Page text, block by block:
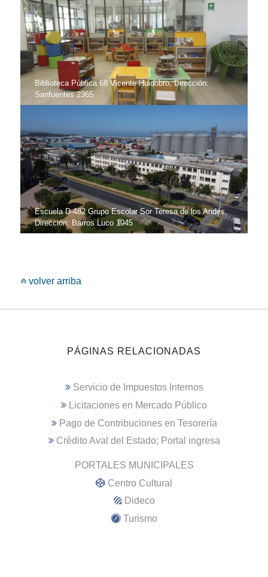
Biblioteca Pública 68 Vicente Huidobro, Dirección:
Sanfuentes 2365
Escuela D-482 Grupo Escolar Sor Teresa de los Andes,
Dirección: Barros Luco 1945
volver arriba
PÁGINAS RELACIONADAS
Servicio de Impuestos Internos
Licitaciones en Mercado Público
Pago de Contribuciones en Tesorería
Crédito Aval del Estado; Portal ingresa
PORTALES MUNICIPALES
Centro Cultural
Dideco
Turismo